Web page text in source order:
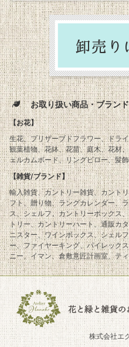
お取り扱い商品・ブランド
【お花】
生花、プリザーブドフラワー、ドラ
観葉植物、花鉢、花苗、庭木、花材
ェルカムボード、リングピロー、髪
【雑貨/ブランド】
輸入雑貨、カントリー雑貨、カント
フト、贈り物、ラングカレンダー、
ス、シェルフ、カントリーボックス
トリー、カントリーハート、通販カ
ニスター、ワインボックス、シェル
ー、ファイヤーキング、パイレック
ニー、イマン、倉敷意匠計画室、テ
株式会社エ